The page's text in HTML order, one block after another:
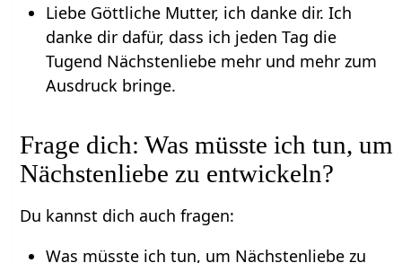
Liebe Göttliche Mutter, ich danke dir. Ich
danke dir dafür, dass ich jeden Tag die
Tugend Nächstenliebe mehr und mehr zum
Ausdruck bringe.
Frage dich: Was müsste ich tun, um
Nächstenliebe zu entwickeln?
Du kannst dich auch fragen:
Was müsste ich tun, um Nächstenliebe zu